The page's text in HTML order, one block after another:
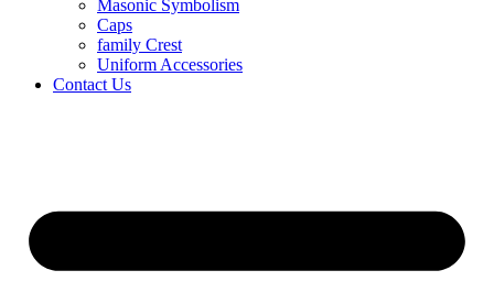
Masonic Symbolism
Caps
family Crest
Uniform Accessories
Contact Us